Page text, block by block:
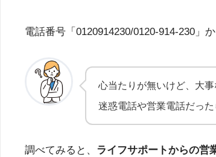
電話番号「0120914230/0120-914-230」
心当たりが無いけど、大
迷惑電話や営業電話だっ
調べてみると、 ライフサポートからの営